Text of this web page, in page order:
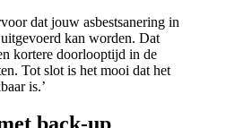
dat jouw asbestsanering in
kan worden. Dat
kortere doorlooptijd in de
Tot slot is het mooi dat het
is.’